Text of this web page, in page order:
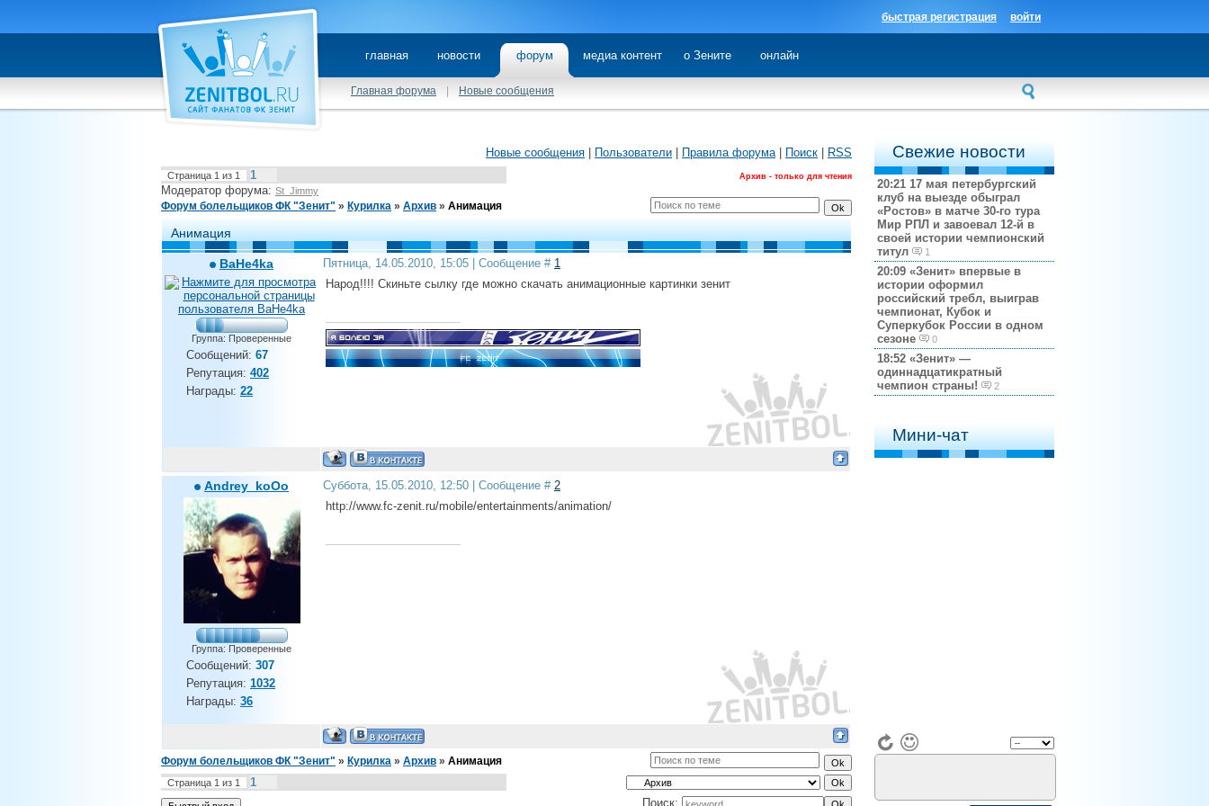
войти
быстрая регистрация
главная новости форум медиа контент о Зените онлайн
Главная форума Новые сообщения
Свежие новости
20:21 17 мая петербургский
клуб на выезде обыграл
«Ростов» в матче 30-го тура
Мир РПЛ и завоевал 12-й в
своей истории чемпионский
титул
1
20:09 «Зенит» впервые в
истории оформил
российский требл, выиграв
чемпионат, Кубок и
Суперкубок России в одном
сезоне
0
18:52 «Зенит» —
одиннадцатикратный
чемпион страны!
2
Мини-чат
Новые сообщения Пользователи Правила форума| Поиск RSS
Страница 1 из 1 1 Архив - только для чтения
Модератор форума: St_Jimmy
Форум болельщиков ФК "Зенит" » Курилка » Архив » Анимация
Анимация
BaHe4ka
Группа: Проверенные
Сообщений: 67
Репутация: 402
Награды: 22
Пятница, 14.05.2010, 15:05 | Сообщение # 1
Народ!!!! Скиньте сылку где можно скачать анимационные картинки зенит
Andrey_koOo
Группа: Проверенные
Сообщений: 307
Репутация: 1032
Награды: 36
Суббота, 15.05.2010, 12:50 | Сообщение # 2
http://www.fc-zenit.ru/mobile/entertainments/animation/
Форум болельщиков ФК "Зенит" » Курилка » Архив » Анимация
Страница 1 из 1
1
Поиск: